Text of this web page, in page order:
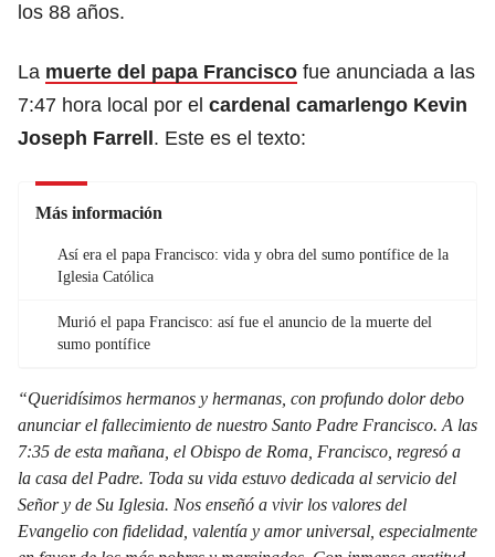
los 88 años.
La muerte del papa Francisco fue anunciada a las
7:47 hora local por el cardenal camarlengo Kevin
Joseph Farrell. Este es el texto:
Más información
Así era el papa Francisco: vida y obra del sumo pontífice de la
Iglesia Católica
Murió el papa Francisco: así fue el anuncio de la muerte del
sumo pontífice
“Queridísimos hermanos y hermanas, con profundo dolor debo
anunciar el fallecimiento de nuestro Santo Padre Francisco. A las
7:35 de esta mañana, el Obispo de Roma, Francisco, regresó a
la casa del Padre. Toda su vida estuvo dedicada al servicio del
Señor y de Su Iglesia. Nos enseñó a vivir los valores del
Evangelio con fidelidad, valentía y amor universal, especialmente